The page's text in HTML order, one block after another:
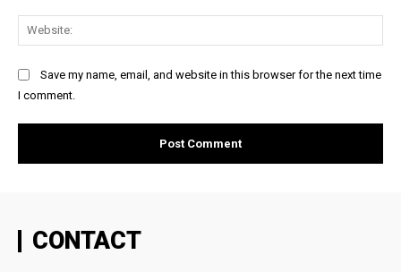
Save my name, email, and website in this browser for the next time
I comment.
CONTACT